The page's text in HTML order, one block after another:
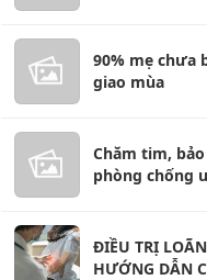
90% mẹ chưa
giao mùa
Chăm tim,
phòng chống
ĐIỀU TRỊ
HƯỚNG DẪN